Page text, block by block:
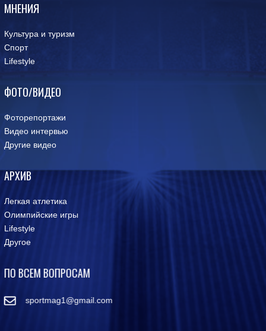
МНЕНИЯ
Культура и туризм
Спорт
Lifestyle
ФОТО/ВИДЕО
Фоторепортажи
Видео интервью
Другие видео
АРХИВ
Легкая атлетика
Олимпийские игры
Lifestyle
Другое
ПО ВСЕМ ВОПРОСАМ
sportmag1@gmail.com